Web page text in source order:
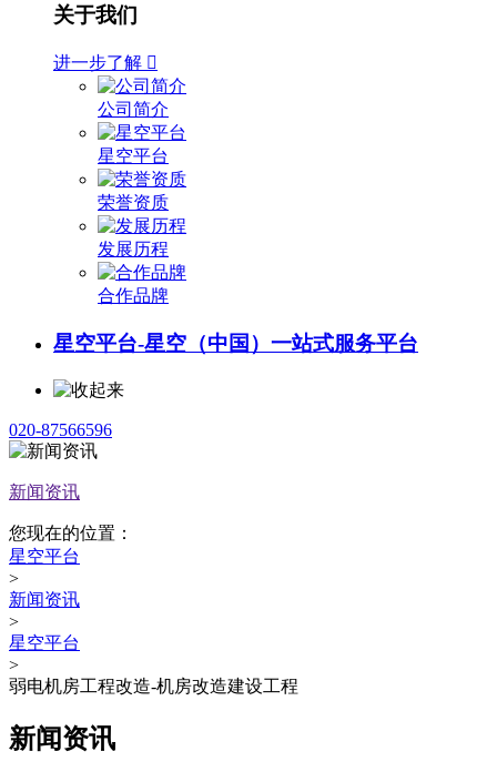
关于我们
进一步了解 
公司简介
星空平台
荣誉资质
发展历程
合作品牌
星空平台-星空（中国）一站式服务平台
020-87566596
新闻资讯
您现在的位置：
星空平台
>
新闻资讯
>
星空平台
>
弱电机房工程改造-机房改造建设工程
新闻资讯